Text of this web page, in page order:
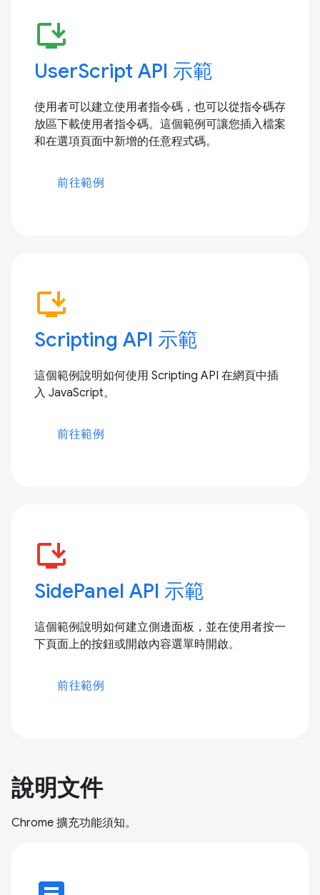
install_desktop
UserScript API 示範
使用者可以建立使用者指令碼，也可以從指令碼存
放區下載使用者指令碼。這個範例可讓您插入檔案
和在選項頁面中新增的任意程式碼。
前往範例
install_desktop
Scripting API 示範
這個範例說明如何使用 Scripting API 在網頁中插
入 JavaScript。
前往範例
install_desktop
SidePanel API 示範
這個範例說明如何建立側邊面板，並在使用者按一
下頁面上的按鈕或開啟內容選單時開啟。
前往範例
說明文件
Chrome 擴充功能須知。